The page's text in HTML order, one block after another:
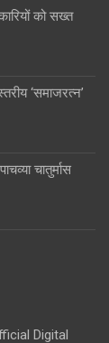
को सख्त
‘समाजरत्न’
चातुर्मास
Digital